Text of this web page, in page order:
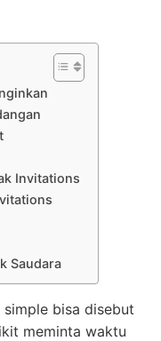
Invitations
Saudara
bisa disebut
meminta waktu